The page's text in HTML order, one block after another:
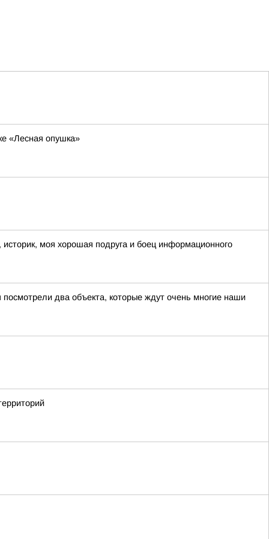
«Лесная опушка»
моя хорошая подруга и боец информационного
два объекта, которые ждут очень многие наши